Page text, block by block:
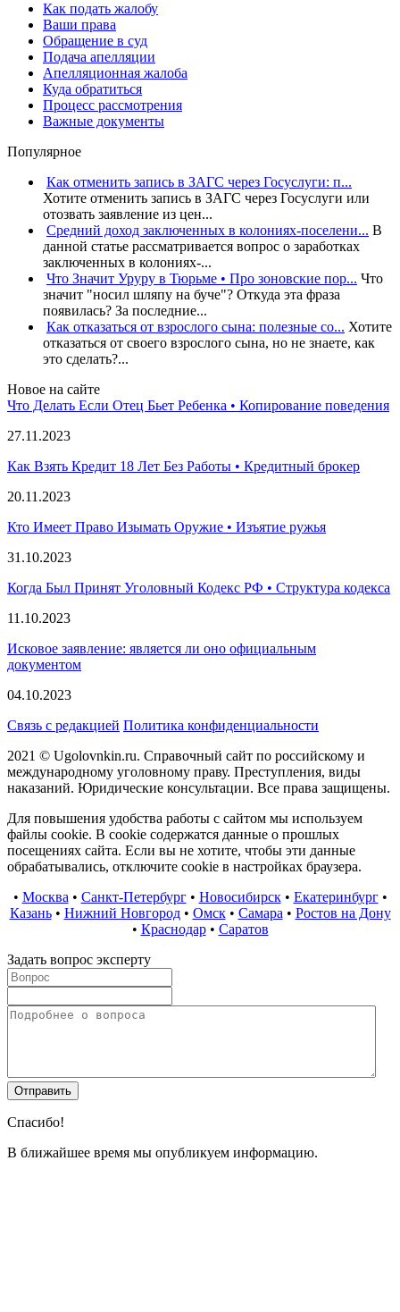
Как подать жалобу
Ваши права
Обращение в суд
Подача апелляции
Апелляционная жалоба
Куда обратиться
Процесс рассмотрения
Важные документы
Популярное
Как отменить запись в ЗАГС через Госуслуги: п...
Хотите отменить запись в ЗАГС через Госуслуги или
отозвать заявление из цен...
Средний доход заключенных в колониях-поселени... В
данной статье рассматривается вопрос о заработках
заключенных в колониях-...
Что Значит Уруру в Тюрьме • Про зоновские пор... Что
значит "носил шляпу на буче"? Откуда эта фраза
появилась? За последние...
Как отказаться от взрослого сына: полезные со... Хотите
отказаться от своего взрослого сына, но не знаете, как
это сделать?...
Новое на сайте
Что Делать Если Отец Бьет Ребенка • Копирование поведения
27.11.2023
Как Взять Кредит 18 Лет Без Работы • Кредитный брокер
20.11.2023
Кто Имеет Право Изымать Оружие • Изъятие ружья
31.10.2023
Когда Был Принят Уголовный Кодекс РФ • Структура кодекса
11.10.2023
Исковое заявление: является ли оно официальным
документом
04.10.2023
Связь с редакцией Политика конфиденциальности
2021 © Ugolovnkin.ru. Справочный сайт по российскому и
международному уголовному праву. Преступления, виды
наказаний. Юридические консультации. Все права защищены.
Для повышения удобства работы с сайтом мы используем
файлы cookie. В cookie содержатся данные о прошлых
посещениях сайта. Если вы не хотите, чтобы эти данные
обрабатывались, отключите cookie в настройках браузера.
• Москва • Санкт-Петербург• Новосибирск• Екатеринбург•
Казань• Нижний Новгород• Омск• Самара • Ростов на Дону
• Краснодар• Саратов
Задать вопрос эксперту
Спасибо!
В ближайшее время мы опубликуем информацию.